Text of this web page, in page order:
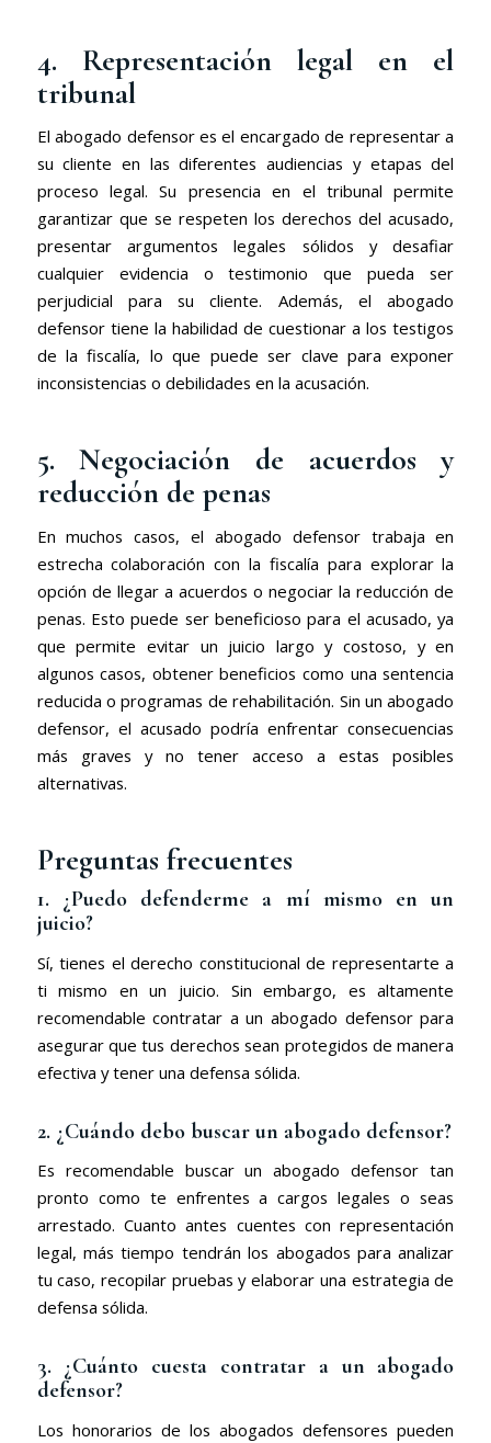
4. Representación legal en el
tribunal
El abogado defensor es el encargado de representar a
su cliente en las diferentes audiencias y etapas del
proceso legal. Su presencia en el tribunal permite
garantizar que se respeten los derechos del acusado,
presentar argumentos legales sólidos y desafiar
cualquier evidencia o testimonio que pueda ser
perjudicial para su cliente. Además, el abogado
defensor tiene la habilidad de cuestionar a los testigos
de la fiscalía, lo que puede ser clave para exponer
inconsistencias o debilidades en la acusación.
5. Negociación de acuerdos y
reducción de penas
En muchos casos, el abogado defensor trabaja en
estrecha colaboración con la fiscalía para explorar la
opción de llegar a acuerdos o negociar la reducción de
penas. Esto puede ser beneficioso para el acusado, ya
que permite evitar un juicio largo y costoso, y en
algunos casos, obtener beneficios como una sentencia
reducida o programas de rehabilitación. Sin un abogado
defensor, el acusado podría enfrentar consecuencias
más graves y no tener acceso a estas posibles
alternativas.
Preguntas frecuentes
1. ¿Puedo defenderme a mí mismo en un
juicio?
Sí, tienes el derecho constitucional de representarte a
ti mismo en un juicio. Sin embargo, es altamente
recomendable contratar a un abogado defensor para
asegurar que tus derechos sean protegidos de manera
efectiva y tener una defensa sólida.
2. ¿Cuándo debo buscar un abogado defensor?
Es recomendable buscar un abogado defensor tan
pronto como te enfrentes a cargos legales o seas
arrestado. Cuanto antes cuentes con representación
legal, más tiempo tendrán los abogados para analizar
tu caso, recopilar pruebas y elaborar una estrategia de
defensa sólida.
3. ¿Cuánto cuesta contratar a un abogado
defensor?
Los honorarios de los abogados defensores pueden